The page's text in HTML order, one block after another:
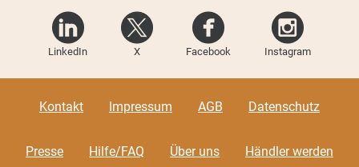
LinkedIn X Facebook Instagram
Kontakt Impressum AGB Datenschutz
Presse Hilfe/FAQ Über uns Händler werden